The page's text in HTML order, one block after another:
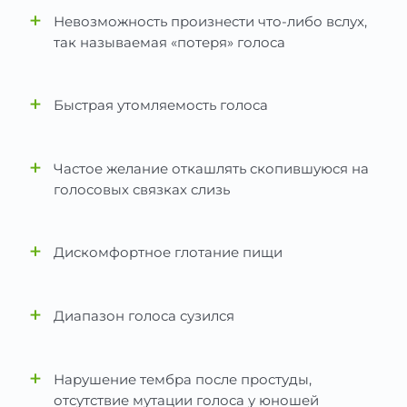
+
Невозможность произнести что-либо вслух,
так называемая «потеря» голоса
+ Быстрая утомляемость голоса
+
Частое желание откашлять скопившуюся на
голосовых связках слизь
+ Дискомфортное глотание пищи
+ Диапазон голоса сузился
+
Нарушение тембра после простуды,
отсутствие мутации голоса у юношей